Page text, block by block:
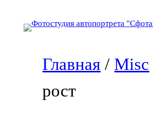
Главная / Misc
рост